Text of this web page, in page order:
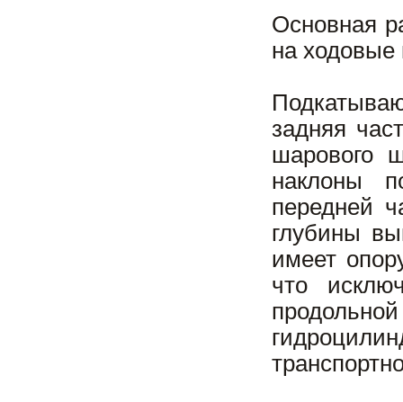
Основная
на ходовые
задняя
шарового
наклоны
передней
глубины
имеет
что